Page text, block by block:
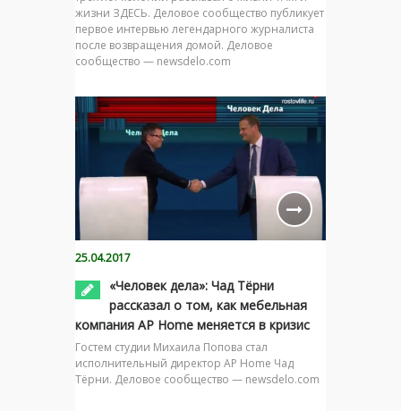
жизни ЗДЕСЬ. Деловое сообщество публикует
первое интервью легендарного журналиста
после возвращения домой. Деловое
сообщество — newsdelo.com
25.04.2017
«Человек дела»: Чад Тёрни
рассказал о том, как мебельная
компания AP Home меняется в кризис
Гостем студии Михаила Попова стал
исполнительный директор AP Home Чад
Тёрни. Деловое сообщество — newsdelo.com